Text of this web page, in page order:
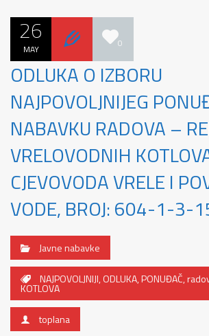
26
MAY 0
ODLUKA O IZBORU
NAJPOVOLJNIJEG
NABAVKU RADOVA –
VRELOVODNIH
CJEVOVODA VRELE I
VODE, BROJ: 604-1-
Javne nabavke
NAJPOVOLJNIJI,ODLUKA,PONUĐAČ,
KOTLOVA
toplana